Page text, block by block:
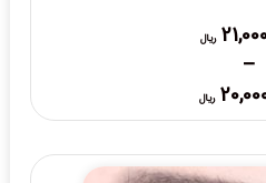
ریال
–
ریال
Price
range:
through